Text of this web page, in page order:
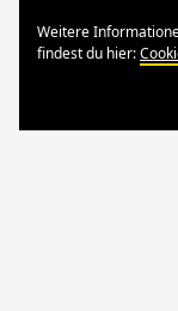
Oktober
März 2012
Weitere
findest du hier: